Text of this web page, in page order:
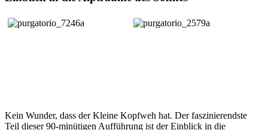
Kein Wunder, dass der Kleine Kopfweh hat. Der faszinierendste
Teil dieser90-minütigen Aufführung ist der Einblick in die